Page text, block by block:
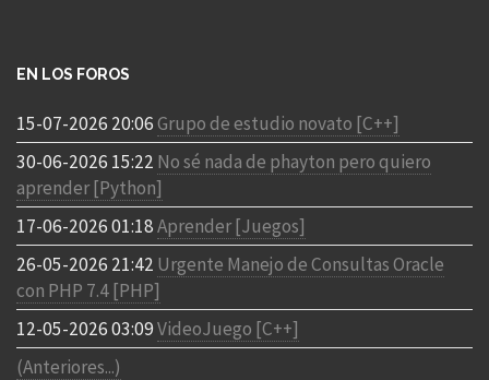
EN LOS FOROS
15-07-2026 20:06Grupo de estudio novato [C++]
30-06-2026 15:22 No sé nada de phayton pero quiero
aprender [Python]
17-06-2026 01:18Aprender [Juegos]
26-05-2026 21:42 Urgente Manejo de Consultas Oracle
con PHP 7.4 [PHP]
12-05-2026 03:09VideoJuego [C++]
(Anteriores...)